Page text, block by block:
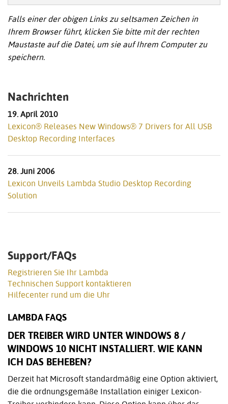
Falls einer der obigen Links zu seltsamen Zeichen in
Ihrem Browser führt, klicken Sie bitte mit der rechten
Maustaste auf die Datei, um sie auf Ihrem Computer zu
speichern.
Nachrichten
19. April 2010
Lexicon® Releases New Windows® 7 Drivers for All USB
Desktop Recording Interfaces
28. Juni 2006
Lexicon Unveils Lambda Studio Desktop Recording
Solution
Support/FAQs
Registrieren Sie Ihr Lambda
Technischen Support kontaktieren
Hilfecenter rund um die Uhr
LAMBDA FAQS
DER TREIBER WIRD UNTER WINDOWS 8 /
WINDOWS 10 NICHT INSTALLIERT. WIE KANN
ICH DAS BEHEBEN?
Derzeit hat Microsoft standardmäßig eine Option aktiviert,
die die ordnungsgemäße Installation einiger Lexicon-